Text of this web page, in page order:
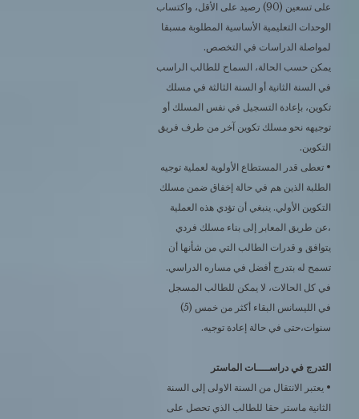
على تسعين (90) رصيد على الأقل، واكتساب
الوحدات التعليمية الأساسية المطلوبة مسبقا
لمواصلة الدراسات في التخصص.
يمكن حسب الحالة، السماح للطالب الراسب
في السنة الثانية أو السنة الثالثة في مسلك
تكوين، بإعادة التسجيل في نفس المسلك أو
توجيهه نحو مسلك تكوين آخر من طرف فريق
التكوين.
• تعطى قدر المستطاع الأولوية لعملية توجيه
الطلبة الذين هم في حالة إخفاق ضمن مسلك
التكوين الأولي. ينبغي أن تؤدي هذه العملية
،عن طريق المعابر إلى بناء مسلك فردي
يتوافق و قدرات الطالب التي من شأنها أن
تسمح له بتدرج أفضل في مساره الدراسي.
في كل الحالات، لا يمكن للطالب المسجل
في الليسانس البقاء أكثر من خمس (5)
سنوات،حتى في حالة إعادة توجيه.
التدرج في دراســــات الماستر
• يعتبر الانتقال من السنة الاولى إلى السنة
الثانية ماستر حقا للطالب الذي تحصل على